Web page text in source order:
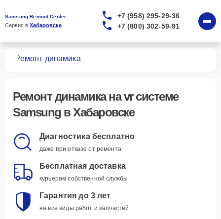
Samsung Remont Center
Сервис в Хабаровске
+7 (958) 295-29-36
+7 (800) 302-59-91
Ремонт динамика
Ремонт динамикана vr системе
Samsung в Хабаровске
Диагностика бесплатно
даже при отказе от ремонта
Бесплатная доставка
курьером собственной службы
Гарантия до 3 лет
на все виды работ и запчастей